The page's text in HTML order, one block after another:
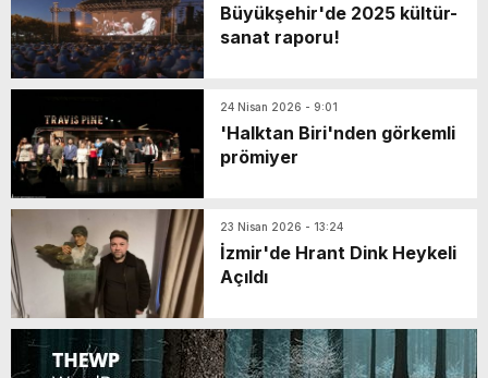
Büyükşehir'de 2025 kültür-
sanat raporu!
24 Nisan 2026 - 9:01
'Halktan Biri'nden görkemli
prömiyer
23 Nisan 2026 - 13:24
İzmir'de Hrant Dink Heykeli
Açıldı